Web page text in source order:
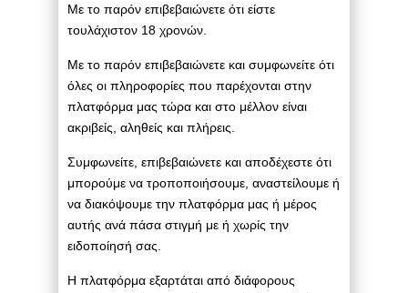
Με το παρόν επιβεβαιώνετε ότι είστε
τουλάχιστον 18 χρονών.
Με το παρόν επιβεβαιώνετε και συμφωνείτε ότι
όλες οι πληροφορίες που παρέχονται στην
πλατφόρμα μας τώρα και στο μέλλον είναι
ακριβείς, αληθείς και πλήρεις.
Συμφωνείτε, επιβεβαιώνετε και αποδέχεστε ότι
μπορούμε να τροποποιήσουμε, αναστείλουμε ή
να διακόψουμε την πλατφόρμα μας ή μέρος
αυτής ανά πάσα στιγμή με ή χωρίς την
ειδοποίησή σας.
Η πλατφόρμα εξαρτάται από διάφορους